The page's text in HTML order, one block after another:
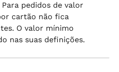
pedidos de valor
cartão não fica
O valor mínimo
nas suas definições.